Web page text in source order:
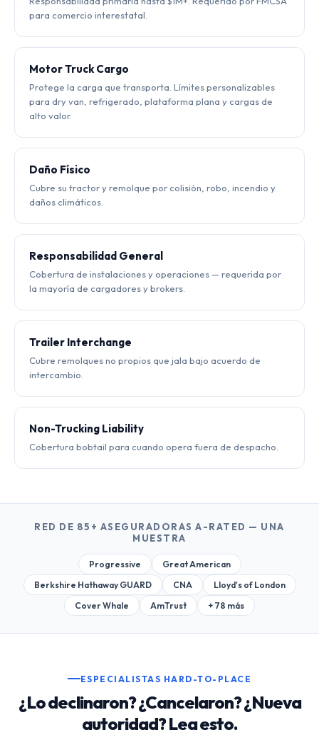
para comercio interestatal.
Motor Truck Cargo
Protege la carga que transporta. Límites personalizables
para dry van, refrigerado, plataforma plana y cargas de
alto valor.
Daño Físico
Cubre su tractor y remolque por colisión, robo, incendio y
daños climáticos.
Responsabilidad General
Cobertura de instalaciones y operaciones — requerida por
la mayoría de cargadores y brokers.
Trailer Interchange
Cubre remolques no propios que jala bajo acuerdo de
intercambio.
Non-Trucking Liability
Cobertura bobtail para cuando opera fuera de despacho.
RED DE 85+ ASEGURADORAS A-RATED — UNA
MUESTRA
Progressive
Great American
Berkshire Hathaway GUARD
CNA
Lloyd's of London
Cover Whale
AmTrust + 78 más
ESPECIALISTAS HARD-TO-PLACE
¿Lo declinaron? ¿Cancelaron? ¿Nueva
autoridad? Lea esto.